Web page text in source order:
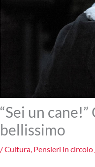
“Sei un
bellissimo
/Cultura, Pensieri in circolo